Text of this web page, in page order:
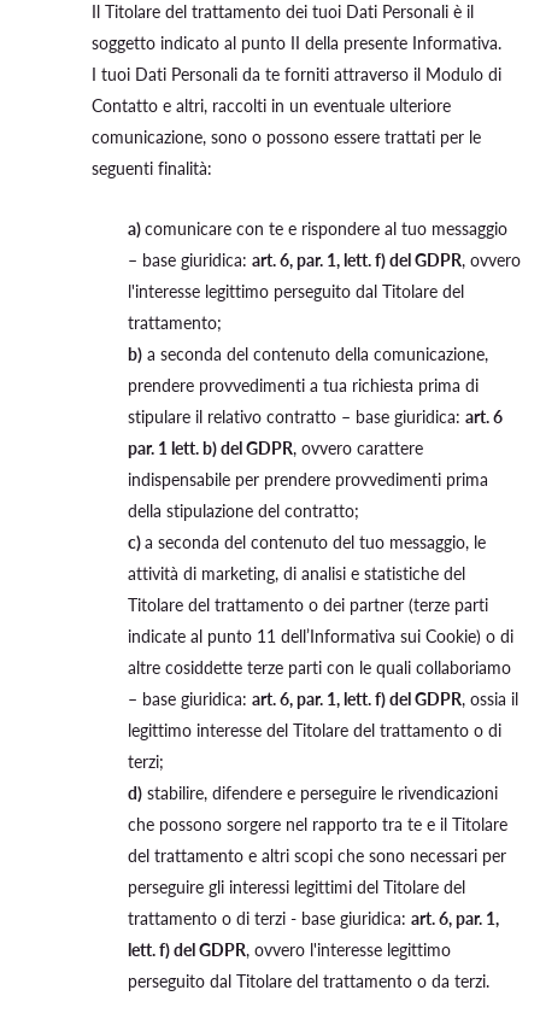
Il Titolare del trattamento dei tuoi Dati Personali è il
soggetto indicato al punto II della presente Informativa.
I tuoi Dati Personali da te forniti attraverso il Modulo di
Contatto e altri, raccolti in un eventuale ulteriore
comunicazione, sono o possono essere trattati per le
seguenti finalità:
a)comunicare con te e rispondere al tuo messaggio
– base giuridica: art. 6, par. 1, lett. f) del GDPR, ovvero
l'interesse legittimo perseguito dal Titolare del
trattamento;
b) a seconda del contenuto della comunicazione,
prendere provvedimenti a tua richiesta prima di
stipulare il relativo contratto – base giuridica: art. 6
par. 1 lett. b) del GDPR, ovvero carattere
indispensabile per prendere provvedimenti prima
della stipulazione del contratto;
c)a seconda del contenuto del tuo messaggio, le
attività di marketing, di analisi e statistiche del
Titolare del trattamento o dei partner (terze parti
indicate al punto 11 dell’Informativa sui Cookie) o di
altre cosiddette terze parti con le quali collaboriamo
– base giuridica: art. 6, par. 1, lett. f) del GDPR, ossia il
legittimo interesse del Titolare del trattamento o di
terzi;
d) stabilire, difendere e perseguire le rivendicazioni
che possono sorgere nel rapporto tra te e il Titolare
del trattamento e altri scopi che sono necessari per
perseguire gli interessi legittimi del Titolare del
trattamento o di terzi - base giuridica: art. 6, par. 1,
lett. f) del GDPR, ovvero l'interesse legittimo
perseguito dal Titolare del trattamento o da terzi.